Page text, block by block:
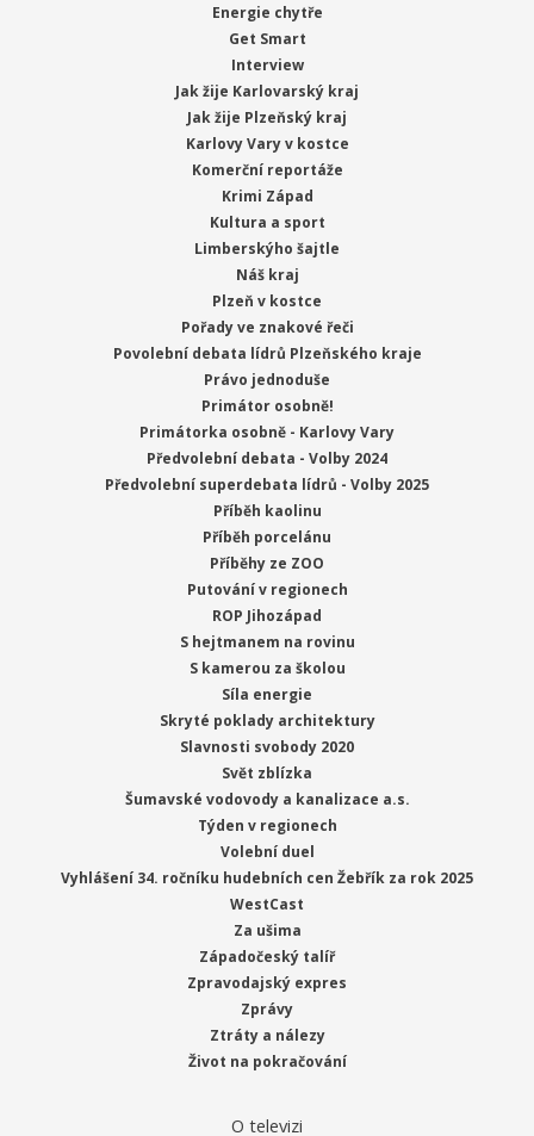
Energie chytře
Get Smart
Interview
Jak žije Karlovarský kraj
Jak žije Plzeňský kraj
Karlovy Vary v kostce
Komerční reportáže
Krimi Západ
Kultura a sport
Limberskýho šajtle
Náš kraj
Plzeň v kostce
Pořady ve znakové řeči
Povolební debata lídrů Plzeňského kraje
Právo jednoduše
Primátor osobně!
Primátorka osobně - Karlovy Vary
Předvolební debata - Volby 2024
Předvolební superdebata lídrů - Volby 2025
Příběh kaolinu
Příběh porcelánu
Příběhy ze ZOO
Putování v regionech
ROP Jihozápad
S hejtmanem na rovinu
S kamerou za školou
Síla energie
Skryté poklady architektury
Slavnosti svobody 2020
Svět zblízka
Šumavské vodovody a kanalizace a.s.
Týden v regionech
Volební duel
Vyhlášení 34. ročníku hudebních cen Žebřík za rok 2025
WestCast
Za ušima
Západočeský talíř
Zpravodajský expres
Zprávy
Ztráty a nálezy
Život na pokračování
O televizi